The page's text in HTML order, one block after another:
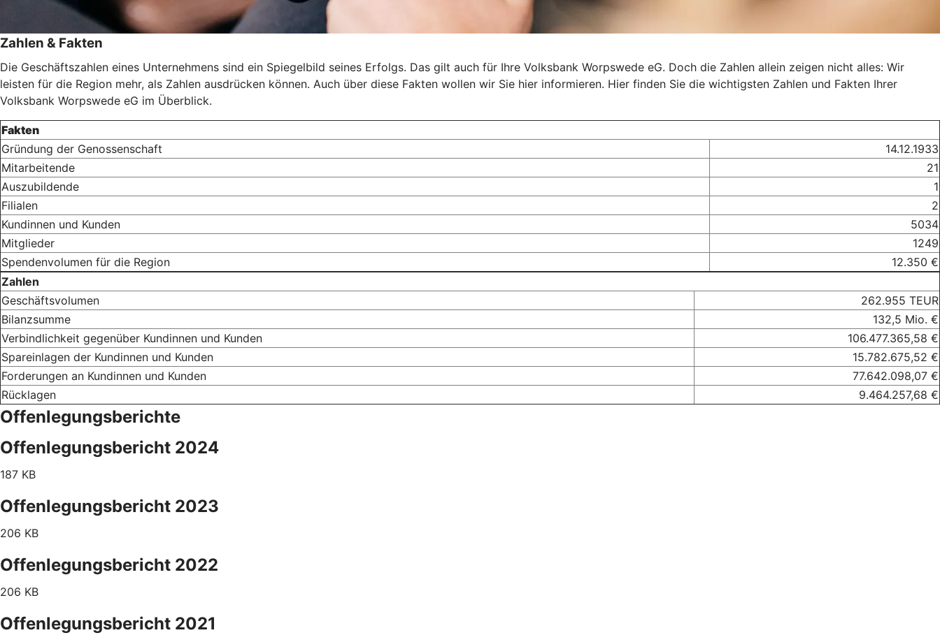
Zahlen & Fakten
Die Geschäftszahlen eines Unternehmens sind ein Spiegelbild seines Erfolgs. Das gilt auch für Ihre Volksbank Worpswede eG. Doch die Zahlen allein zeigen nicht alles: Wir
leisten für die Region mehr, als Zahlen ausdrücken können. Auch über diese Fakten wollen wir Sie hier informieren. Hier finden Sie die wichtigsten Zahlen und Fakten Ihrer
Volksbank Worpswede eG im Überblick.
Fakten
Gründung der Genossenschaft
14.12.1933
Mitarbeitende
21
Auszubildende
1
Filialen
2
Kundinnen und Kunden
5034
Mitglieder
1249
Spendenvolumen für die Region
12.350 €
Zahlen
Geschäftsvolumen
262.955 TEUR
Bilanzsumme
132,5 Mio. €
Verbindlichkeit gegenüber Kundinnen und Kunden
106.477.365,58 €
Spareinlagen der Kundinnen und Kunden
15.782.675,52 €
Forderungen an Kundinnen und Kunden
77.642.098,07 €
Rücklagen
9.464.257,68 €
Offenlegungsberichte
Offenlegungsbericht 2024
187 KB
Offenlegungsbericht 2023
206 KB
Offenlegungsbericht 2022
206 KB
Offenlegungsbericht 2021